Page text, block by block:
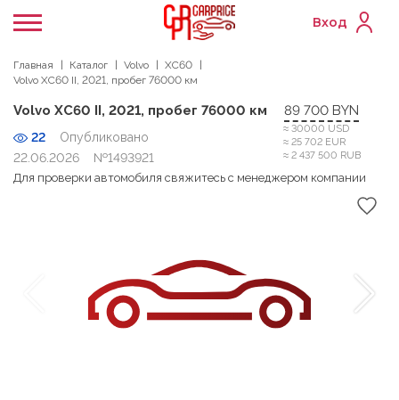
Вход
Главная Каталог Volvo
XC60
Volvo XC60 II, 2021, пробег 76000 км
Volvo XC60 II, 2021, пробег 76000 км
22
Опубликовано
22.06.2026
№1493921
89 700 BYN
≈ 30000 USD
≈ 25 702 EUR
≈ 2 437 500 RUB
Для проверки автомобиля свяжитесь с менеджером компании